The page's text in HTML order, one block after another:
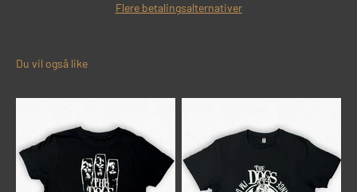
Flere betalingsalternativer